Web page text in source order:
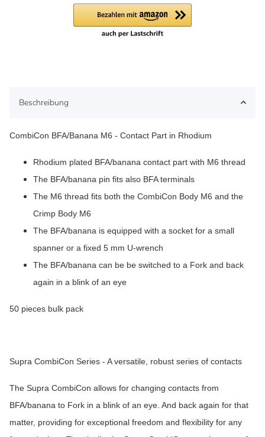
Beschreibung
CombiCon BFA/Banana M6 - Contact Part in Rhodium
Rhodium plated BFA/banana contact part with M6 thread
The BFA/banana pin fits also BFA terminals
The M6 thread fits both the CombiCon Body M6 and the
Crimp Body M6
The BFA/banana is equipped with a socket for a small
spanner or a fixed 5 mm U-wrench
The BFA/banana can be be switched to a Fork and back
again in a blink of an eye
50 pieces bulk pack
Supra CombiCon Series - A versatile, robust series of contacts
The Supra CombiCon allows for changing contacts from
BFA/banana to Fork in a blink of an eye. And back again for that
matter, providing for exceptional freedom and flexibility for any